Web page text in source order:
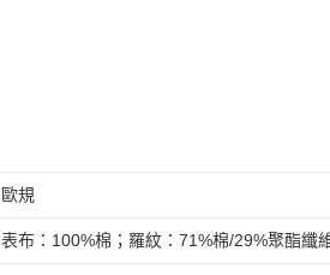
歐規
表布：100%棉；羅紋：71%棉/29%聚酯纖